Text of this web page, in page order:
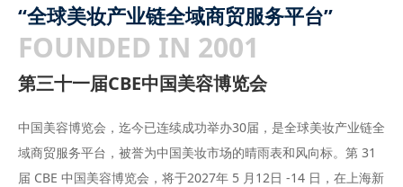
“全球美妆产业链全域商贸服务平台”
FOUNDED IN 2001
第三十一届CBE中国美容博览会
中国美容博览会，迄今已连续成功举办30届，是全球美妆产业链全
域商贸服务平台，被誉为中国美妆市场的晴雨表和风向标。第 31
届 CBE 中国美容博览会，将于2027年 5 月12日 -14 日，在上海新